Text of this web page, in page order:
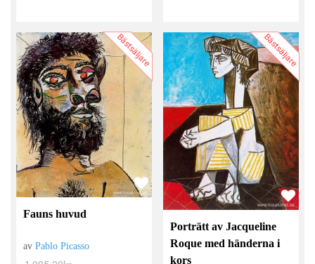
Bästsäljare
Fauns huvud
avPablo Picasso
Bästsäljare
Porträtt av Jacqueline
Roque med händerna i
kors